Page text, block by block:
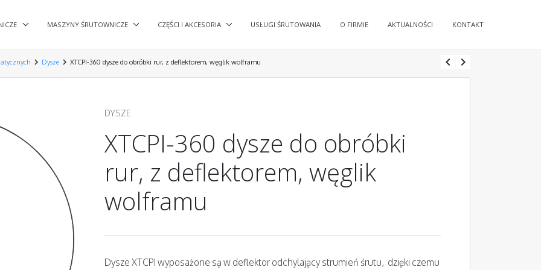
MASZYNY ŚRUTOWNICZE CZĘŚCI I AKCESORIA USŁUGI ŚRUTOWANIA O FIRMIE AKTUALNOŚCI KONTAKT
chevron_right Dysze chevron_right XTCPI-360 dysze do obróbki rur, z deflektorem, węglik wolframu chevron_left chevron_right
DYSZE
XTCPI-360 dysze do obróbki
rur, z deflektorem, węglik
wolframu
Dysze XTCPI wyposażone są w deflektor odchylający strumień śrutu, dzięki czemu